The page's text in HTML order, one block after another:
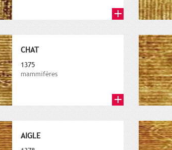
CHAT
1375
mammifères
AIGLE